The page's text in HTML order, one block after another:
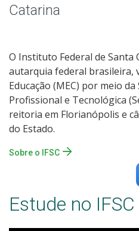
Catarina
O Instituto Federal de Santa
autarquia federal brasileira,
Educação (MEC) por meio
Profissional e Tecnológica
reitoria em Florianópolis e
do Estado.
Sobre o IFSC
Estude no IFSC